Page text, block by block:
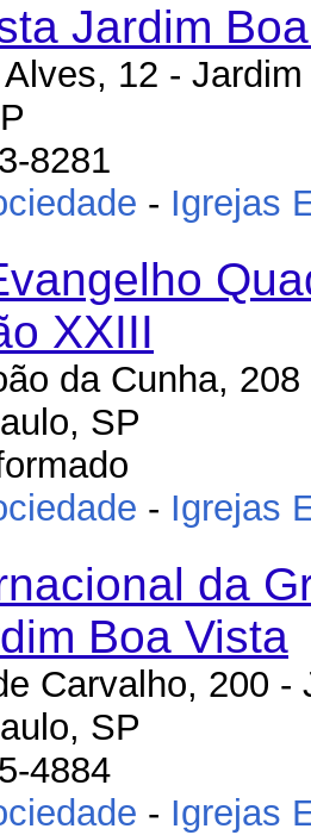
Jardim
12 -
8281
- Igrejas
XXIII
da Cunha,
SP
- Igrejas
da
Boa Vista
Carvalho, 200 -
SP
4884
- Igrejas